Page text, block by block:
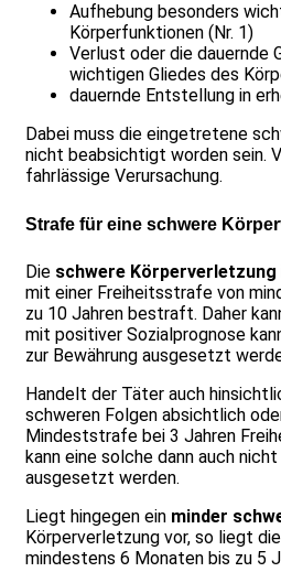
Aufhebung besonders
Körperfunktionen (Nr. 1)
Verlust oder die dauernde
wichtigen Gliedes des
dauernde Entstellung in
Dabei muss die eingetretene
nicht beabsichtigt worden sein.
fahrlässige Verursachung.
Strafe für eine schwere
Die schwere Körperverletzung
mit einer Freiheitsstrafe von
zu 10 Jahren bestraft. Daher
mit positiver Sozialprognose
zur Bewährung ausgesetzt
Handelt der Täter auch
schweren Folgen absichtlich
Mindeststrafe bei 3 Jahren
kann eine solche dann auch
ausgesetzt werden.
Liegt hingegen ein minder
Körperverletzung vor, so liegt
mindestens 6 Monaten bis zu 5